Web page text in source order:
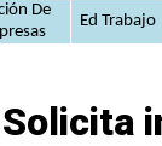
De
Ed Trabajo